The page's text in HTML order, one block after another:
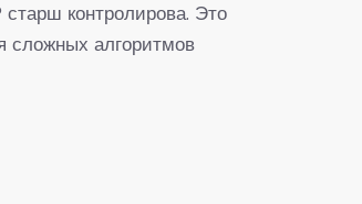
контролирова. Это
сложных алгоритмов